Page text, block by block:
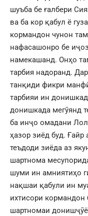
шуъба бе ғалбери
ва ба кор қабул ё
кормандон чунон
нафасашонро бе
намекашанд. Онҳо
тарбия надоранд.
танқиди фикри
тарбияи ин
донишкада мегӯянд
ба инҷо омадани
ҳазор зиёд буд.
теъдоди зиёда аз
шартнома
шуми ин амниятиҳо
нақшаи қабули ин
ихтисори
шартномаи